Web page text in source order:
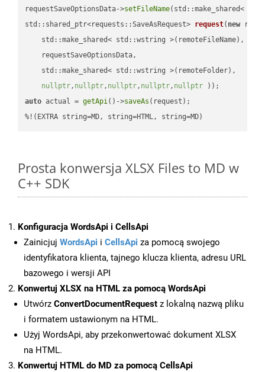
requestSaveOptionsData->setFileName(std::make_shared<
std::shared_ptr<requests::SaveAsRequest> request( new
    std::make_shared< std::wstring >(remoteFileName),
    requestSaveOptionsData,
    std::make_shared< std::wstring >(remoteFolder),
nullptr, nullptr, nullptr, nullptr, nullptr ))
auto actual = getApi()->saveAs (request);
%!(EXTRA string=MD, string=HTML, string=MD)
Prosta konwersja XLSX Files to MD w
C++ SDK
Konfiguracja WordsApi i CellsApi
Zainicjuj WordsApi i CellsApi za pomocą swojego
identyfikatora klienta, tajnego klucza klienta, adresu URL
bazowego i wersji API
Konwertuj XLSX na HTML za pomocą WordsApi
Utwórz ConvertDocumentRequest z lokalną nazwą pliku
i formatem ustawionym na HTML.
Użyj WordsApi, aby przekonwertować dokument XLSX
na HTML.
Konwertuj HTML do MD za pomocą CellsApi